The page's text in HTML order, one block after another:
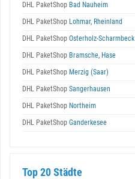
DHL PaketShop Bad Nauheim
DHL PaketShop Lohmar, Rheinland
DHL PaketShop Osterholz-Scharmbeck
DHL PaketShop Bramsche, Hase
DHL PaketShop Merzig (Saar)
DHL PaketShop Sangerhausen
DHL PaketShop Northeim
DHL PaketShop Ganderkesee
Top 20 Städte